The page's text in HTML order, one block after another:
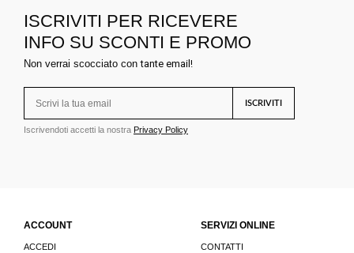
ISCRIVITI PER RICEVERE
INFO SU SCONTI E PROMO
Non verrai scocciato contante email!
ISCRIVITI
Iscrivendoti accetti la nostra Privacy Policy
ACCOUNT
ACCEDI
SERVIZI ONLINE
CONTATTI